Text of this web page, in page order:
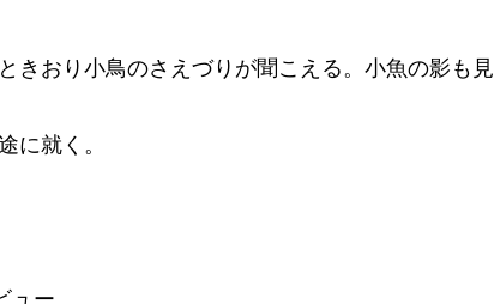
きおり小鳥のさえづりが聞こえる。小魚の影も
に就く。
ー